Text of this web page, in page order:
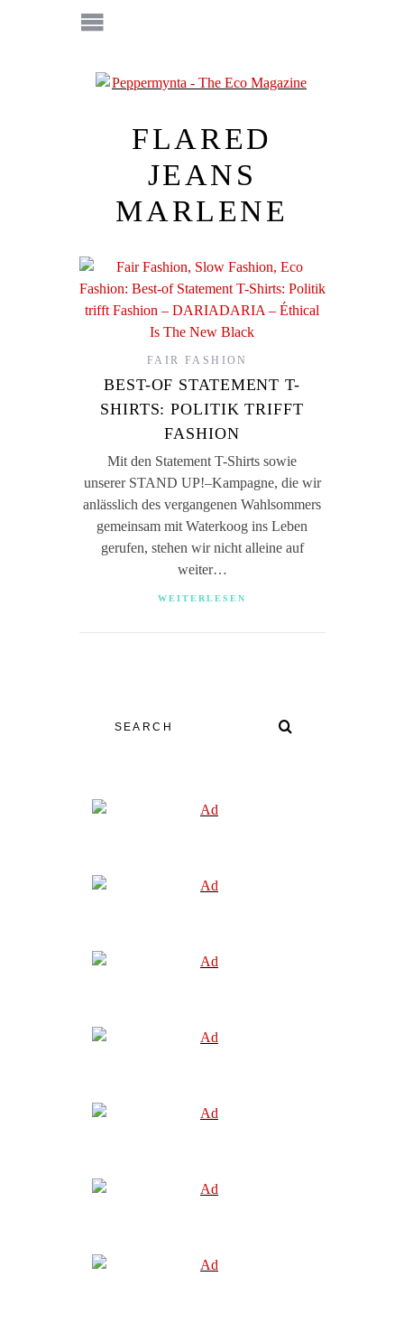
FLARED
JEANS
MARLENE
FAIR FASHION
BEST-OF STATEMENT T-
SHIRTS: POLITIK TRIFFT
FASHION
Mit den Statement T-Shirts sowie
unserer STAND UP!–Kampagne, die wir
anlässlich des vergangenen Wahlsommers
gemeinsam mit Waterkoog ins Leben
gerufen, stehen wir nicht alleine auf
weiter…
WEITERLESEN